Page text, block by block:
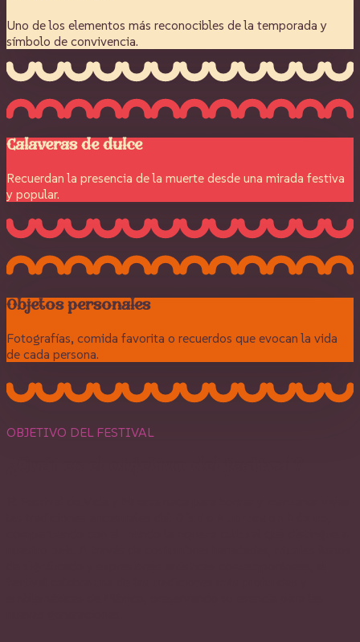
Uno de los elementos más reconocibles de la temporada y
símbolo de convivencia.
Calaveras de dulce
Recuerdan la presencia de la muerte desde una mirada festiva
y popular.
Objetos personales
Fotografías, comida favorita o recuerdos que evocan la vida
de cada persona.
OBJETIVO DEL FESTIVAL